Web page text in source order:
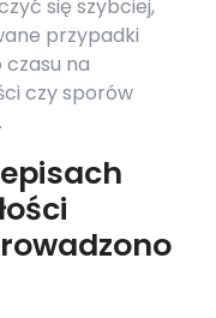
się szybciej,
przypadki
na
czy sporów